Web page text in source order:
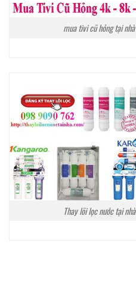
mua tivi cũ hỏng tại nhà
Thay lõi lọc nước tại nhà